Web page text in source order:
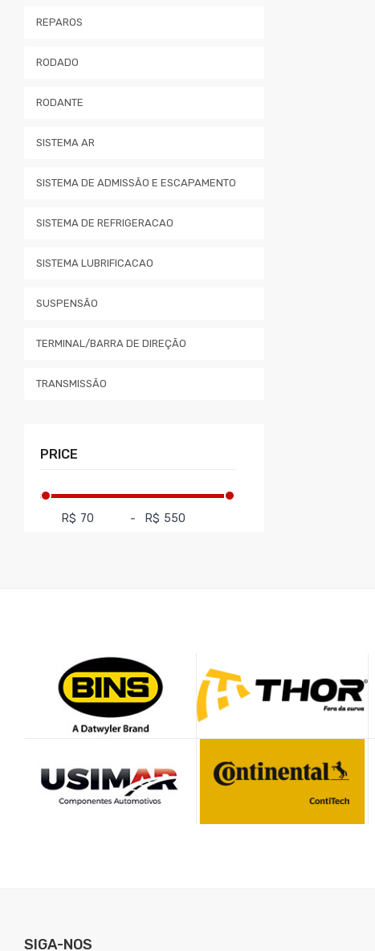
PRICE
R$ - R$
REPAROS
RODADO
RODANTE
SISTEMA AR
SISTEMA DE ADMISSÃO E ESCAPAMENTO
SISTEMA DE REFRIGERACAO
SISTEMA LUBRIFICACAO
SUSPENSÃO
TERMINAL/BARRA DE DIREÇÃO
TRANSMISSÃO
SIGA-NOS